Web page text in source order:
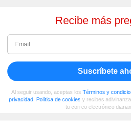
Recibe más
Suscríbete
Al seguir usando, aceptas los Términos y
privacidad, Política de cookies y recibes
tu correo electrónico